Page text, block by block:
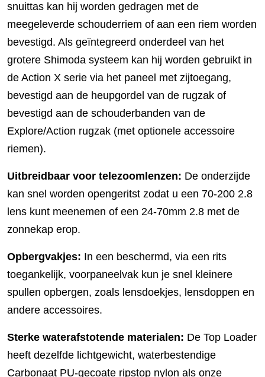
snuittas kan hij worden gedragen met de
meegeleverde schouderriem of aan een riem worden
bevestigd. Als geïntegreerd onderdeel van het
grotere Shimoda systeem kan hij worden gebruikt in
de Action X serie via het paneel met zijtoegang,
bevestigd aan de heupgordel van de rugzak of
bevestigd aan de schouderbanden van de
Explore/Action rugzak (met optionele accessoire
riemen).
Uitbreidbaar voor telezoomlenzen: De onderzijde
kan snel worden opengeritst zodat u een 70-200 2.8
lens kunt meenemen of een 24-70mm 2.8 met de
zonnekap erop.
Opbergvakjes: In een beschermd, via een rits
toegankelijk, voorpaneelvak kun je snel kleinere
spullen opbergen, zoals lensdoekjes, lensdoppen en
andere accessoires.
Sterke waterafstotende materialen: De Top Loader
heeft dezelfde lichtgewicht, waterbestendige
Carbonaat PU-gecoate ripstop nylon als onze